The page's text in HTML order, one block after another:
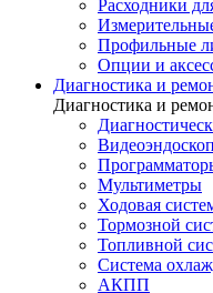
Расходники
Профильные
Опции и
Диагностика и
Диагностика и
Мультиметры
Ходовая
Тормозной
Топливной
Система
АКПП